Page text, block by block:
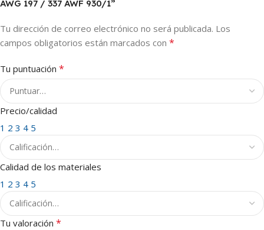
AWG 197 / 337 AWF 930/1”
Tu dirección de correo electrónico no será publicada. Los
campos obligatorios están marcados con *
Tu puntuación *
Precio/calidad
1 2 3 4 5
Calidad de los materiales
1 2 3 4 5
Tu valoración *